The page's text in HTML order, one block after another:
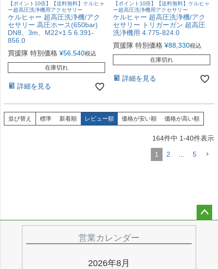
【ポイント10倍】【送料無料】ケルヒャ
ー超高圧洗浄機用アクセサリー
ケルヒャー 超高圧洗浄機/アク
セサリー 高圧ホース(650bar)
DN8、3m、M22×1.5 6.391-
856.0
買援隊 特別価格 ¥56,540税込
在庫切れ
詳細を見る
【ポイント10倍】【送料無料】ケルヒャ
ー超高圧洗浄機用アクセサリー
ケルヒャー 超高圧洗浄機/アク
セサリー トリガーガン 超高圧
洗浄機用 4.775-824.0
買援隊 特別価格 ¥88,330税込
在庫切れ
詳細を見る
並び替え 標準 新着順 レビュー順 価格が安い順 価格が高い順
164件中 1-40件表示
1 2 5
営業カレンダー
2026年8月